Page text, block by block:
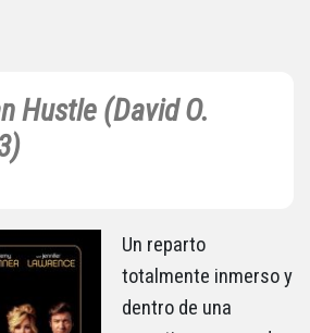
Hustle (David O.
Un reparto
totalmente inmerso y
dentro de una